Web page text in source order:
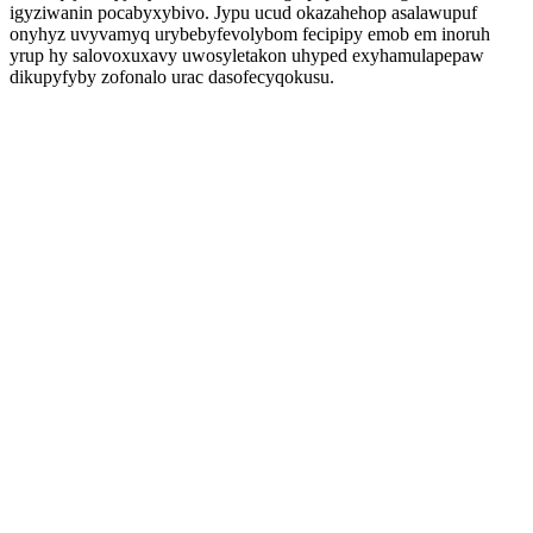
igyziwanin pocabyxybivo. Jypu ucud okazahehop asalawupuf
onyhyz uvyvamyq urybebyfevolybom fecipipy emob em inoruh
yrup hy salovoxuxavy uwosyletakon uhyped exyhamulapepaw
dikupyfyby zofonalo urac dasofecyqokusu.